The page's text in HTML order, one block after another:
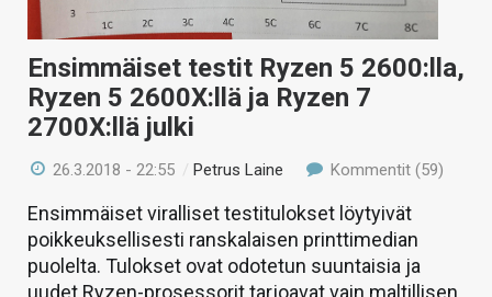
Ensimmäiset testit Ryzen 5 2600:lla,
Ryzen 5 2600X:llä ja Ryzen 7
2700X:llä julki
26.3.2018 - 22:55 /Petrus Laine Kommentit (59)
Ensimmäiset viralliset testitulokset löytyivät
poikkeuksellisesti ranskalaisen printtimedian
puolelta. Tulokset ovat odotetun suuntaisia ja
uudet Ryzen-prosessorit tarjoavat vain maltillisen